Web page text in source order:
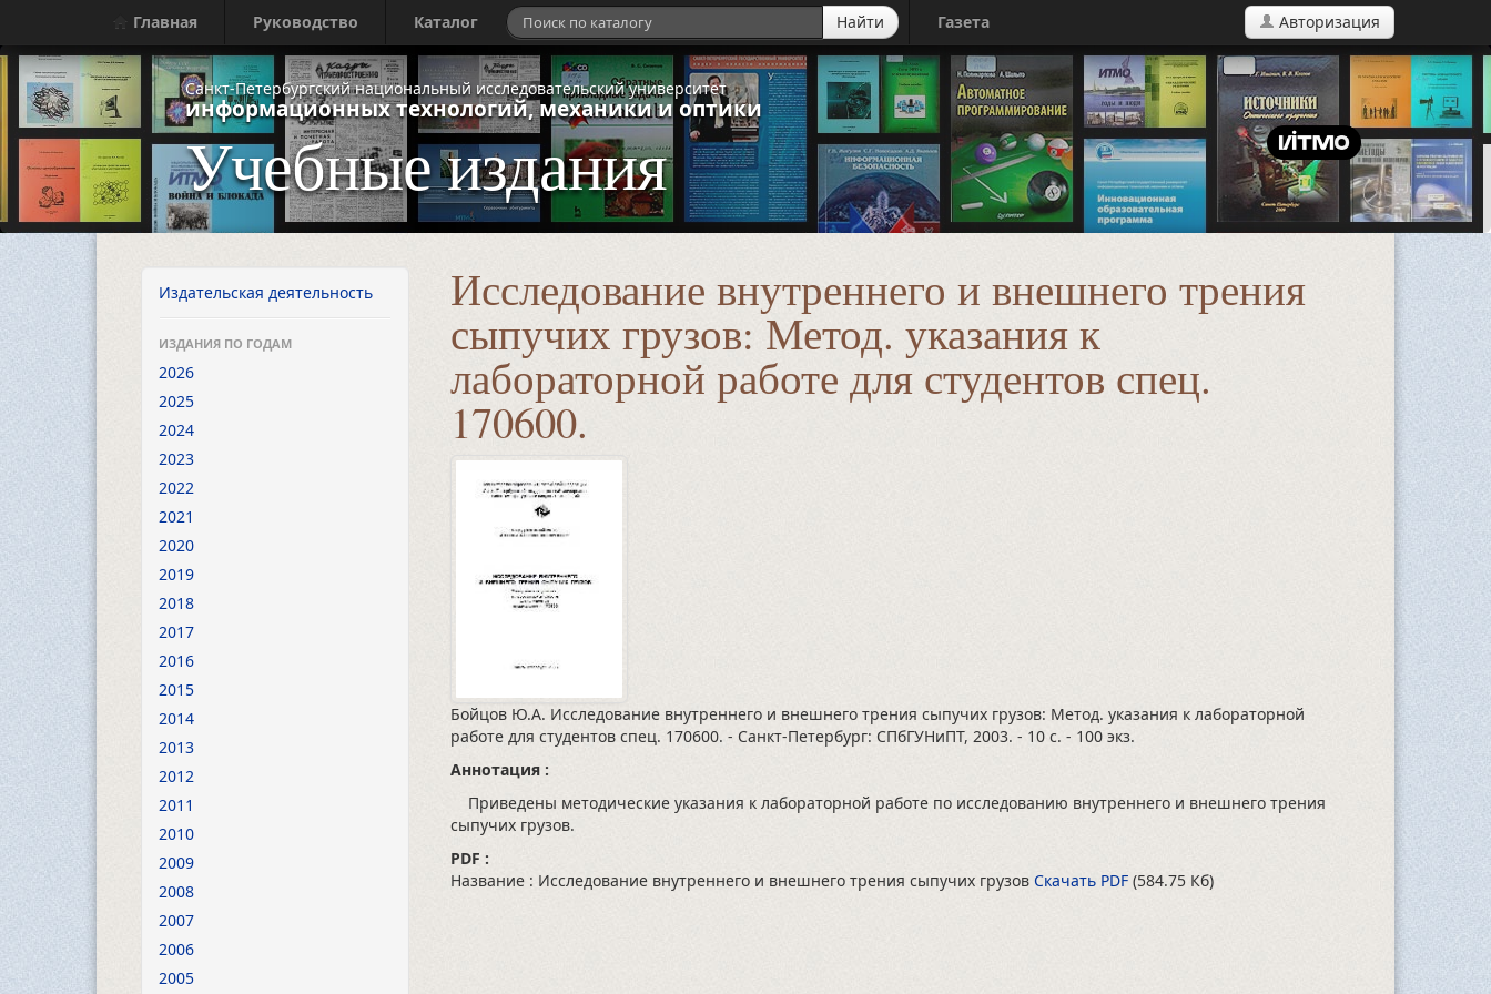
Главная Руководство Каталог Найти Газета Авторизация
Санкт-Петербургский национальный исследовательский университет
информационных технологий, механики и оптики
Учебные издания
Издательская деятельность
ИЗДАНИЯ ПО ГОДАМ
2026
2025
2024
2023
2022
2021
2020
2019
2018
2017
2016
2015
2014
2013
2012
2011
2010
2009
2008
2007
2006
2005
Исследование внутреннего и внешнего трения
сыпучих грузов: Метод. указания к
лабораторной работе для студентов спец.
170600.
Бойцов Ю.А. Исследование внутреннего и внешнего трения сыпучих грузов: Метод. указания к лабораторной
работе для студентов спец. 170600. - Санкт-Петербург: СПбГУНиПТ, 2003. - 10 с. - 100 экз.
Аннотация :
Приведены методические указания к лабораторной работе по исследованию внутреннего и внешнего трения
сыпучих грузов.
PDF :
Название : Исследование внутреннего и внешнего трения сыпучих грузовСкачать PDF(584.75 Кб)